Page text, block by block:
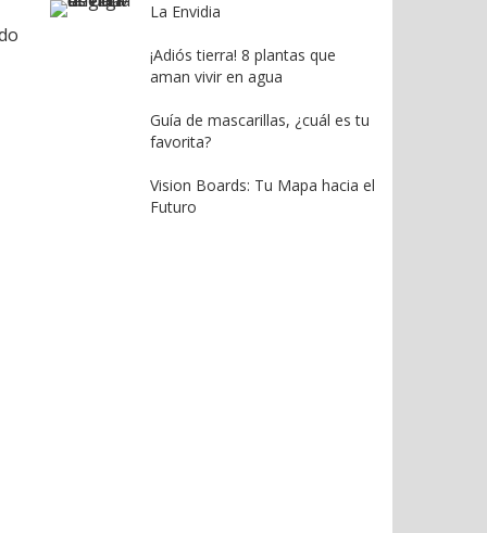
La Envidia
¡Adiós tierra! 8 plantas que
aman vivir en agua
Guía de mascarillas, ¿cuál es tu
favorita?
Vision Boards: Tu Mapa hacia el
Futuro